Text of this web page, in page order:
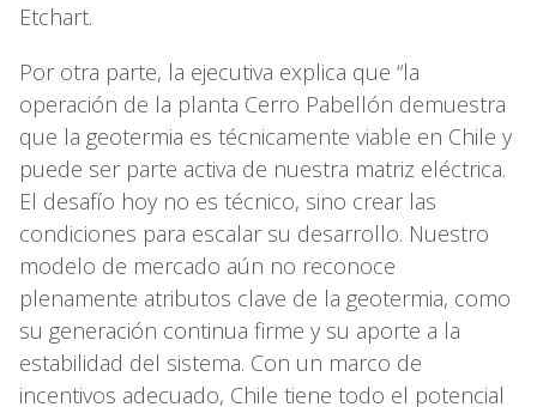
Etchart.
Por otra parte, la ejecutiva explica que “la
operación de la planta Cerro Pabellón demuestra
que la geotermia es técnicamente viable en Chile y
puede ser parte activa de nuestra matriz eléctrica.
El desafío hoy no es técnico, sino crear las
condiciones para escalar su desarrollo. Nuestro
modelo de mercado aún no reconoce
plenamente atributos clave de la geotermia, como
su generación continua firme y su aporte a la
estabilidad del sistema. Con un marco de
incentivos adecuado, Chile tiene todo el potencial